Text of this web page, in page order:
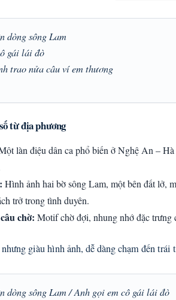
dòng sông Lam
gái lái đò
trao nửa câu ví em thương
từ địa phương
làn điệu dân ca phổ biến ở Nghệ An –
Hình ảnh hai bờ sông Lam, một bên đất lở,
trở trong tình duyên.
chờ: Motif chờ đợi, nhung nhớ đặc trưng
giàu hình ảnh, dễ dàng chạm đến trái
dòng sông Lam / Anh gọi em cô gái lái đò